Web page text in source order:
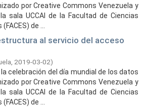
por Creative Commons Venezuela y
sala UCCAI de la Facultad de Ciencias
de ...
al servicio del acceso
2019-03-02)
celebración del día mundial de los datos
por Creative Commons Venezuela y
sala UCCAI de la Facultad de Ciencias
de ...